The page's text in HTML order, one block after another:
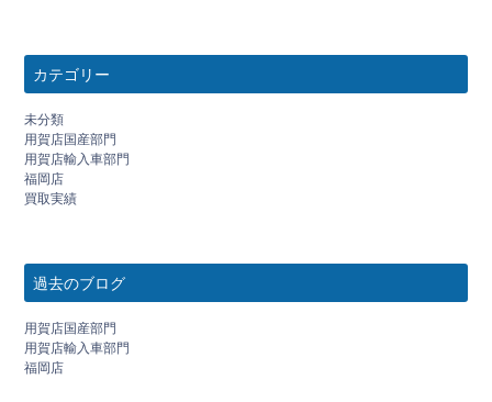
カテゴリー
未分類
用賀店国産部門
用賀店輸入車部門
福岡店
買取実績
過去のブログ
用賀店国産部門
用賀店輸入車部門
福岡店